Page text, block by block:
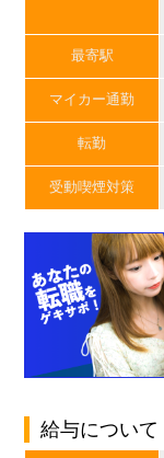
最寄駅
マイカー通勤
転勤
受動喫煙対策
給与について